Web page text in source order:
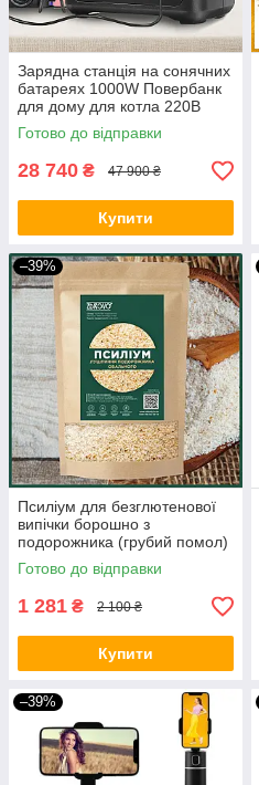
Зарядна станція на сонячних
батареях 1000W Повербанк
для дому для котла 220В
Генератор для квартири BIO
Готово до відправки
28 740 ₴ 47 900 ₴
Купити
–39%
Псиліум для безглютенової
випічки борошно з
подорожника (грубий помол)
1500 грам
Готово до відправки
1 281 ₴ 2 100 ₴
Купити
–39%